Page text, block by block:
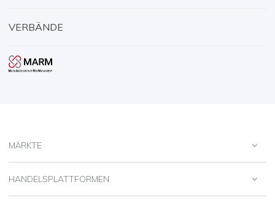
VERBÄNDE
MÄRKTE
HANDELSPLATTFORMEN